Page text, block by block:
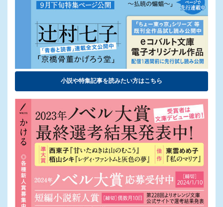
小説や特集記事を読みたい方はこちら